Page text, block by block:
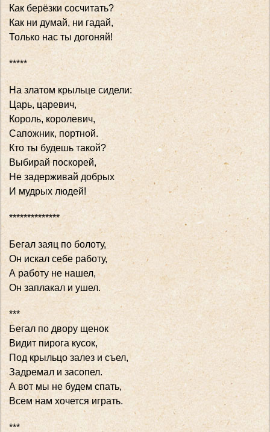
Как берёзки сосчитать?
Как ни думай, ни гадай,
Только нас ты догоняй!
*****
На златом крыльце сидели:
Царь, царевич,
Король, королевич,
Сапожник, портной.
Кто ты будешь такой?
Выбирай поскорей,
Не задерживай добрых
И мудрых людей!
**************
Бегал заяц по болоту,
Он искал себе работу,
А работу не нашел,
Он заплакал и ушел.
***
Бегал по двору щенок
Видит пирога кусок,
Под крыльцо залез и съел,
Задремал и засопел.
А вот мы не будем спать,
Всем нам хочется играть.
***